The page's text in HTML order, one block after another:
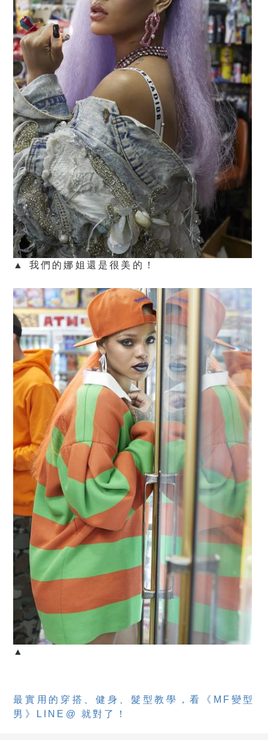
▲ 我們的娜姐還是很美的！
▲
最實用的穿搭、健身、髮型教學，看《MF變型
男》LINE@ 就對了！